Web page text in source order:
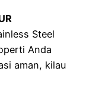
Steel
Anda
aman, kilau